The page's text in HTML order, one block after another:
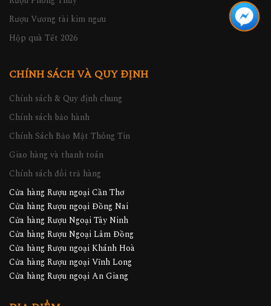
Rượu Vương tài kim ngưu
Hộp quà Tết 2026
CHÍNH SÁCH VÀ QUY ĐỊNH
Chính sách & Quy định chung
Chính sách bảo hành
Chính Sách Bảo Mật Thông Tin
Giao hàng và thanh toán
Chính sách đổi trả hàng
Cửa hàng Rượu ngoại Cần Thơ
Cửa hàng Rượu ngoại Đồng Nai
Cửa hàng Rượu Ngoại Tây Ninh
Cửa hàng Rượu Ngoại Lâm Đồng
Cửa hàng Rượu ngoại Khánh Hoà
Cửa hàng Rượu ngoại Vĩnh Long
Cửa hàng Rượu ngoại An Giang